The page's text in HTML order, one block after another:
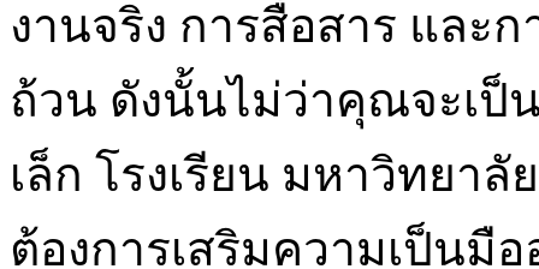
งานจริง การสื่อสาร และ
ถ้วน ดังนั้นไม่ว่าคุณจะเป็
เล็ก โรงเรียน มหาวิทยา
ต้องการเสริมความเป็นมื